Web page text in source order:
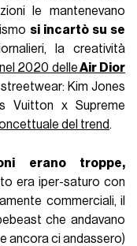
le mantenevano
si incartò su se
la creatività
2020 delleAir Dior
Kim Jones
Vuitton x Supreme
del trend.
erano troppe,
era iper-saturo con
commerciali, il
che andavano
ancora ci andassero)